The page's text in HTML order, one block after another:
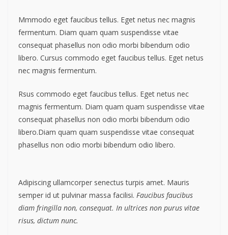
Mmmodo eget faucibus tellus. Eget netus nec magnis
fermentum. Diam quam quam suspendisse vitae
consequat phasellus non odio morbi bibendum odio
libero. Cursus commodo eget faucibus tellus. Eget netus
nec magnis fermentum.
Rsus commodo eget faucibus tellus. Eget netus nec
magnis fermentum. Diam quam quam suspendisse vitae
consequat phasellus non odio morbi bibendum odio
libero.Diam quam quam suspendisse vitae consequat
phasellus non odio morbi bibendum odio libero.
Adipiscing ullamcorper senectus turpis amet. Mauris
semper id ut pulvinar massa facilisi. Faucibus faucibus
diam fringilla non, consequat. In ultrices non purus vitae
risus, dictum nunc.